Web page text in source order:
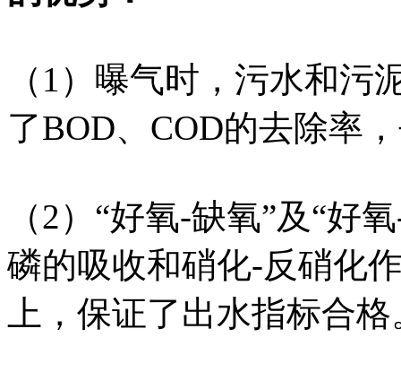
（1）曝气时，污水和
了BOD、COD的去除率
（2）“好氧-缺氧”及“好
磷的吸收和硝化-反硝化
上，保证了出水指标合格